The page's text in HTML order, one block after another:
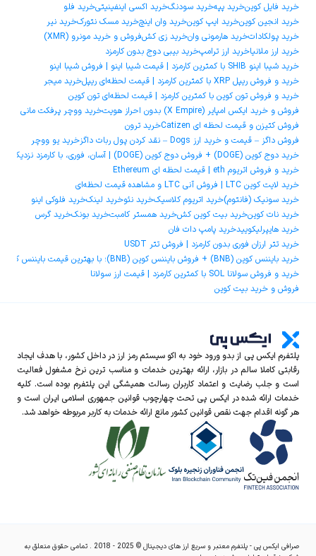
خرید فایل کوینخرید پپهخرید سودنگخرید اکسی اینفینیتیخرید فلو
خرید انجین کوینخرید ایپ کوینخرید وان اینچخرید مسک نتورکخرید نیر
خرید پولکاداتخرید هارمونی وانخرید زی کشفروش و خرید مونرو (XMR)
خرید ارز ملانیاخرید ارز ترامپخرید بیبی دوج بدون کارمزد
خرید شیبا اینو SHIB با کمترین کارمزد | قیمت شیبا اینو | فروش شیبا اینو
خرید و فروش ریپل XRP با کمترین کارمزد | قیمت لحظه‌ای ریپل
خرید میجر
خرید و فروش تون کوین با کمترین کارمزد | قیمت لحظه‌ای تون کوین
فروش و خرید ایکس امپایر (X Empire) بدون احراز هویت
خرید ووچر پرفکت مانی
فروش کتیزن و قیمت لحظه ای Catizen
خرید ترون
فروش داگز – قیمت و خرید ارز Dogs – نقد کردن پول ربات داگز
خرید یو ووچر
خرید دوج ‌کوین (DOGE) + فروش دوج ‌کوین (DOGE) | آسان، فوری، با کارمزد نزدیک به صفر
خرید و فروش اتریوم eth | قیمت لحظه ای Ethereum
خرید لایت کوین LTC | فروش آنی LTC و مشاهده قیمت لحظه‌ای
خرید سونیک (فانتوم)خرید اتریوم کلاسیکخرید نئوخرید لینکخرید فلوکی اینو
خرید نات کوینخرید بیت کوین کشخرید همستر کامبتخرید بونکخرید گرس
خرید هایپرلیکوییدخرید پامپ دات فان
خرید تتر ارزان فوری بدون کارمزد | فروش تتر USDT
خرید بایننس کوین (BNB) + فروش بایننس کوین (BNB)؛ با بهترین قیمت بایننس کوین و کمترین کارمزد
خرید و فروش سولانا SOL با کمترین کارمزد | قیمت ارز سولانا
فروش و خرید بیت کوین
پلتفرم ایکس‌ پی از بدو ورود خود به اکو سیستم رمز ارز در داخل کشور، با هدف ایجاد
رقابتی کاملا سالم در بازار، ارائه بهترین خدمات و مناسب ترین نرخ مشغول فعالیت
است و جلب رضایت و اعتماد کاربران رسالت همیشگی این پلتفرم بوده است. کلیه
خدمات ارائه شده در ایکس‌ پی تحت چهارچوب قوانین جمهوری اسلامی ایران است و
هر گونه اقدام جهت نقص قوانین کشور مانع ارائه خدمات به کاربر مربوطه خواهد شد.
صرافی ایکس پی - پلتفرم معتبر و سریع ارز های دیجیتال © 2025 - 2018 . تمامی حقوق متعلق به